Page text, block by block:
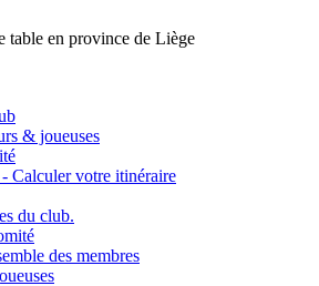
table en province de Liège
& joueuses
Calculer votre itinéraire
du club.
des membres